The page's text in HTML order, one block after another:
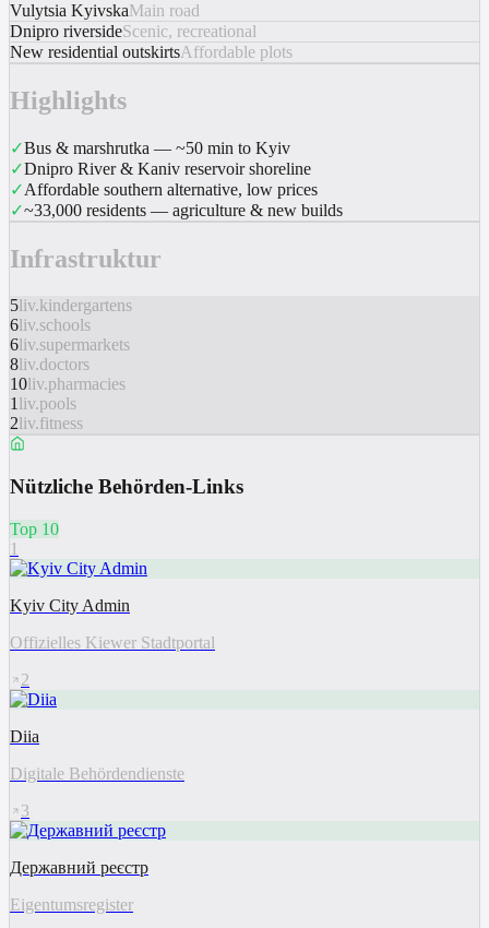
Vulytsia KyivskaMain road
Dnipro riversideScenic, recreational
New residential outskirtsAffordable plots
Highlights
✓Bus & marshrutka — ~50 min to Kyiv
✓Dnipro River & Kaniv reservoir shoreline
✓Affordable southern alternative, low prices
✓~33,000 residents — agriculture & new builds
Infrastruktur
5liv.kindergartens
6liv.schools
6liv.supermarkets
8liv.doctors
10liv.pharmacies
1 liv.pools
2liv.fitness
Nützliche Behörden-Links
Top 10
1
Kyiv City Admin
Offizielles Kiewer Stadtportal
2
Diia
Digitale Behördendienste
3
Державний реєстр
Eigentumsregister